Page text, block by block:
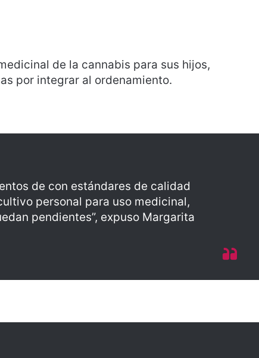
de la cannabis para sus hijos,
por integrar al ordenamiento.
de con estándares de calidad
personal para uso medicinal,
pendientes”, expuso Margarita